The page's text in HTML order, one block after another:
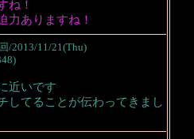
ね！
力ありますね！
/2013/11/21(Thu)
近いです
してることが伝わってきまし